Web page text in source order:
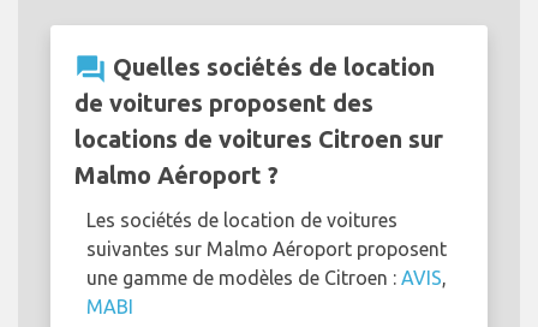
question_answer Quelles sociétés de location
de voitures proposent des
locations de voitures Citroen sur
Malmo Aéroport ?
Les sociétés de location de voitures
suivantes sur Malmo Aéroport proposent
une gamme de modèles de Citroen : AVIS,
MABI